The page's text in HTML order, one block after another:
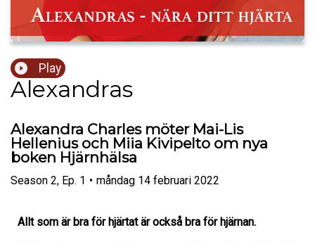
Play
Alexandras
Alexandra Charles möter Mai-Lis
Hellenius och Miia Kivipelto om nya
boken Hjärnhälsa
Season 2, Ep. 1 • måndag 14 februari 2022
Allt som är bra för hjärtat är också bra för hjärnan.